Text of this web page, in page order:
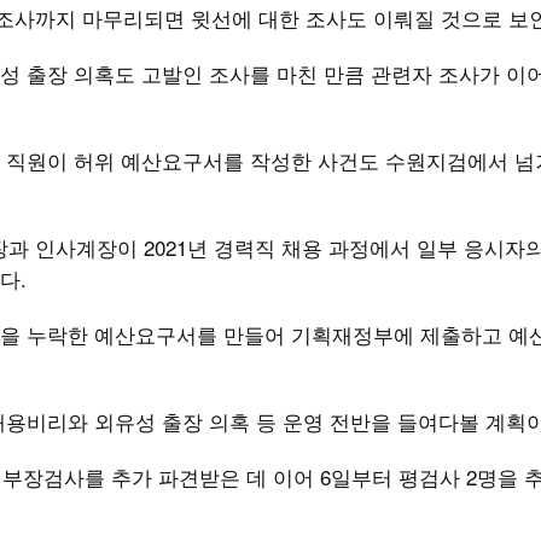
까지 마무리되면 윗선에 대한 조사도 이뤄질 것으로 보
출장 의혹도 고발인 조사를 마친 만큼 관련자 조사가 이
원이 허위 예산요구서를 작성한 사건도 수원지검에서
인사계장이 2021년 경력직 채용 과정에서 일부 응시자
.
누락한 예산요구서를 만들어 기획재정부에 제출하고 예
비리와 외유성 출장 의혹 등 운영 전반을 들여다볼 계획
장검사를 추가 파견받은 데 이어 6일부터 평검사 2명을